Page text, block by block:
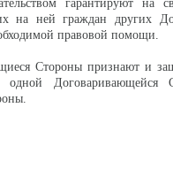
гарантируют на
на ней граждан других
правовой помощи.
Стороны признают и
Договаривающейся